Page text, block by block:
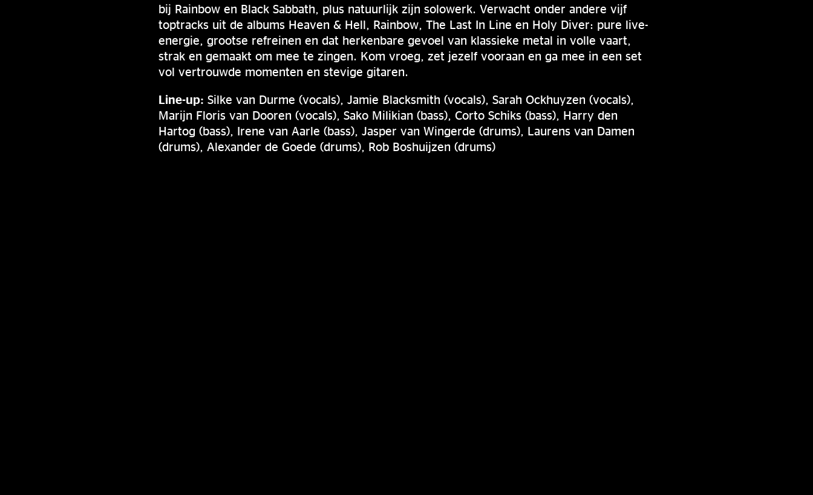
bij Rainbow en Black Sabbath, plus natuurlijk zijn solowerk. Verwacht onder andere vijf
toptracks uit de albums Heaven & Hell, Rainbow, The Last In Line en Holy Diver: pure live-
energie, grootse refreinen en dat herkenbare gevoel van klassieke metal in volle vaart,
strak en gemaakt om mee te zingen. Kom vroeg, zet jezelf vooraan en ga mee in een set
vol vertrouwde momenten en stevige gitaren.
Line-up: Silke van Durme (vocals), Jamie Blacksmith (vocals), Sarah Ockhuyzen (vocals),
Marijn Floris van Dooren (vocals), Sako Milikian (bass), Corto Schiks (bass), Harry den
Hartog (bass), Irene van Aarle (bass), Jasper van Wingerde (drums), Laurens van Damen
(drums), Alexander de Goede (drums), Rob Boshuijzen (drums)